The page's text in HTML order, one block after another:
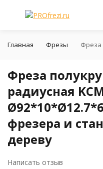
Главная Фрезы Фреза
Фреза
радиусная
фрезера и
дереву
Написать отзыв